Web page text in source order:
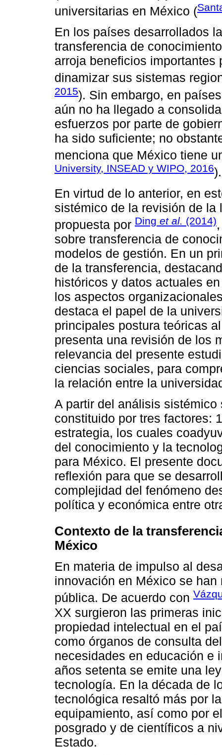
universitarias en México (
En los países desarrollados
transferencia de
arroja beneficios
dinamizar sus sistemas
2015). Sin embargo, en
aún no ha llegado a
esfuerzos por parte de
ha sido suficiente; no
menciona que México tiene
University, INSEAD y WIPO, 2016).
En virtud de lo anterior, en
sistémico de la revisión de
propuesta por Ding et al. (2014)
sobre transferencia de
modelos de gestión. En un
de la transferencia,
históricos y datos actuales
los aspectos
destaca el papel de la
principales postura teóricas
presenta una revisión de los
relevancia del presente
ciencias sociales, para
la relación entre la
A partir del análisis
constituido por tres factores:
estrategia, los cuales
del conocimiento y la
para México. El presente
reflexión para que se
complejidad del fenómeno
política y económica entre
Contexto de la
México
En materia de impulso al
innovación en México se
pública. De acuerdo con
XX surgieron las primeras
propiedad intelectual en el
como órganos de consulta
necesidades en educación e
años setenta se emite una
tecnología. En la década de
tecnológica resaltó más por
equipamiento, así como por
posgrado y de científicos a
Estado.